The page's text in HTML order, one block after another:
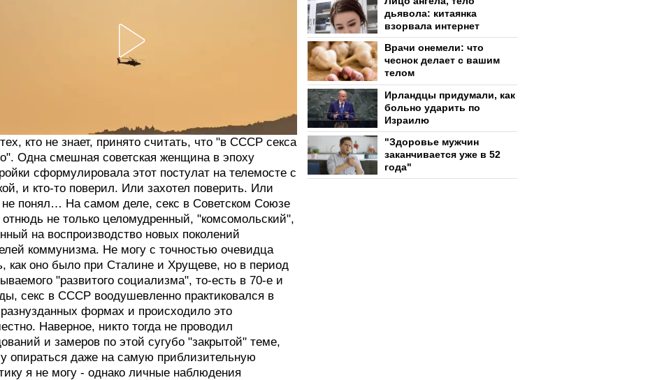
кто не знает, принято считать, что "в СССР секса
Одна смешная советская женщина в эпоху
сформулировала этот постулат на телемосте с
и кто-то поверил. Или захотел поверить. Или
не понял… На самом деле, секс в Советском Союзе
не только целомудренный, "комсомольский",
на воспроизводство новых поколений
коммунизма. Не могу с точностью очевидца
как оно было при Сталине и Хрущеве, но в период
"развитого социализма", то-есть в 70-е и
секс в СССР воодушевленно практиковался в
формах и происходило это
Наверное, никто тогда не проводил
и замеров по этой сугубо "закрытой" теме,
опираться даже на самую приблизительную
я не могу - однако личные наблюдения